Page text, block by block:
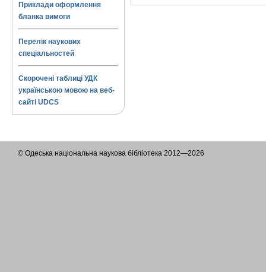
Приклади оформлення
бланка вимоги
Перелік наукових
спеціальностей
Скорочені таблиці УДК
українською мовою на веб-
сайті UDCS
© Одеська національна наукова бібліотека 2012—2026